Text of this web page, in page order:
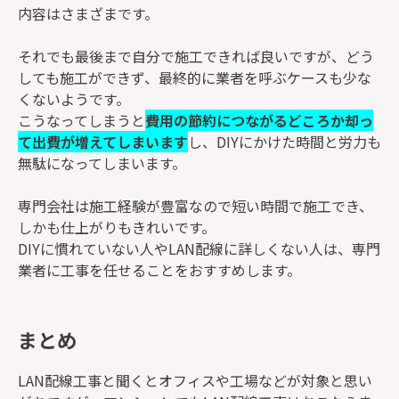
内容はさまざまです。
それでも最後まで自分で施工できれば良いですが、どう
しても施工ができず、最終的に業者を呼ぶケースも少な
くないようです。
こうなってしまうと費用の節約につながるどころか却っ
て出費が増えてしまいます し、DIYにかけた時間と労力も
無駄になってしまいます。
専門会社は施工経験が豊富なので短い時間で施工でき、
しかも仕上がりもきれいです。
DIYに慣れていない人やLAN配線に詳しくない人は、専門
業者に工事を任せることをおすすめします。
まとめ
LAN配線工事と聞くとオフィスや工場などが対象と思い